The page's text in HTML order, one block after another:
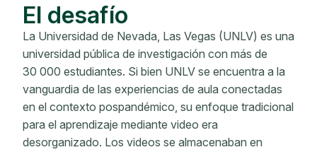
El desafío
La Universidad de Nevada, Las Vegas (UNLV) es una
universidad pública de investigación con más de
30 000 estudiantes. Si bien UNLV se encuentra a la
vanguardia de las experiencias de aula conectadas
en el contexto pospandémico, su enfoque tradicional
para el aprendizaje mediante video era
desorganizado. Los videos se almacenaban en